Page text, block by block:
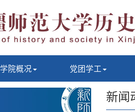
学院概况 党团学工
新闻